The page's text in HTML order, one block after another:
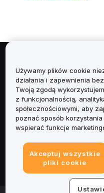
Informacje
Usługi
Obsługa Klienta
Informacje prawne
Używamy plików cookie
działania i zapewnienia
Twoją zgodą
z funkcjonalnością,
społecznościowymi, aby
poznać sposób
wspierać funkcje
Akceptuj wszystkie
pliki cookie